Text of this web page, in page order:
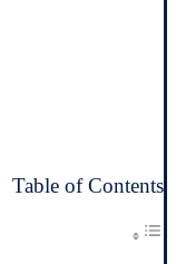
Table of Contents